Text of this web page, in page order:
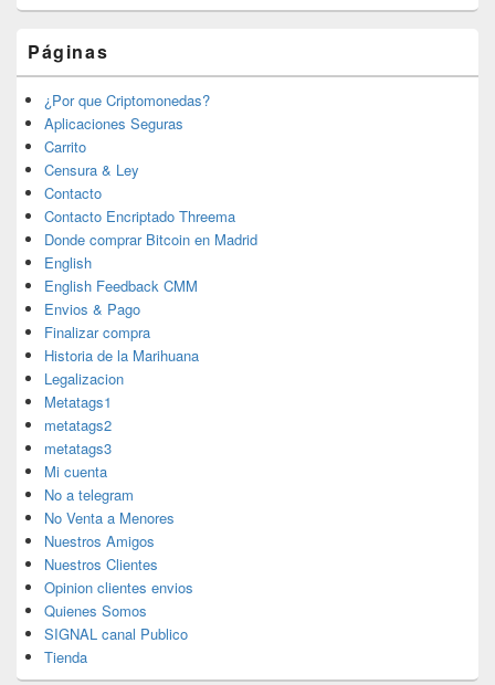
Páginas
¿Por que Criptomonedas?
Aplicaciones Seguras
Carrito
Censura & Ley
Contacto
Contacto Encriptado Threema
Donde comprar Bitcoin en Madrid
English
English Feedback CMM
Envios & Pago
Finalizar compra
Historia de la Marihuana
Legalizacion
Metatags1
metatags2
metatags3
Mi cuenta
No a telegram
No Venta a Menores
Nuestros Amigos
Nuestros Clientes
Opinion clientes envios
Quienes Somos
SIGNAL canal Publico
Tienda